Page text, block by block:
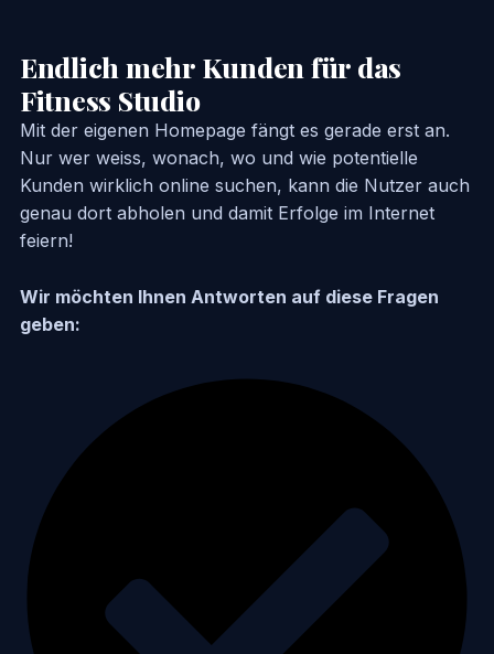
Endlich mehr Kunden für das
Fitness Studio
Mit der eigenen Homepage fängt es gerade erst an.
Nur wer weiss, wonach, wo und wie potentielle
Kunden wirklich online suchen, kann die Nutzer auch
genau dort abholen und damit Erfolge im Internet
feiern!
Wir möchten Ihnen Antworten auf diese Fragen
geben: